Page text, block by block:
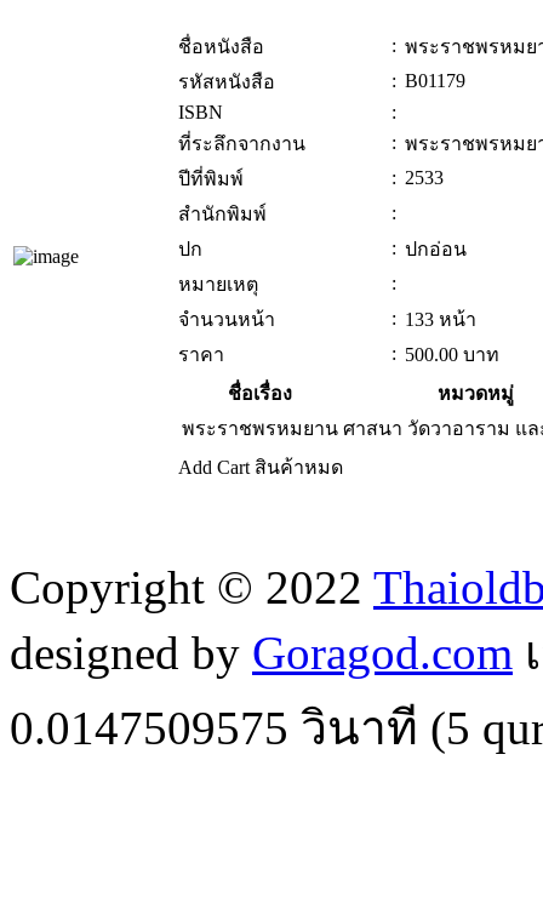
ชื่อหนังสือ : พระราชพรหมย
รหัสหนังสือ
: B01179
ISBN
:
ที่ระลึกจากงาน
: พระราชพรหมย
ปีที่พิมพ์
: 2533
สำนักพิมพ์
:
ปก
: ปกอ่อน
หมายเหตุ
:
จำนวนหน้า
: 133 หน้า
ราคา
: 500.00 บาท
ชื่อเรื่อง
หมวดหมู่
พระราชพรหมยาน ศาสนา วัดวาอาราม แ
Add Cart สินค้าหมด
Copyright © 2022
designed by Goragod.com
0.0147509575 วินาที (5